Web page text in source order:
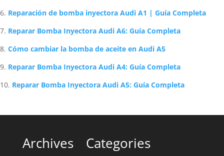
Reparación de bomba inyectora Audi A1 | Guía Completa
Reparar Bomba Inyectora Audi A6: Guía Completa
Cómo cambiar la bomba de aceite en Audi A5
Reparar Bomba Inyectora Audi A4: Guía Completa
Reparar Bomba Inyectora Audi A5: Guía Completa
Archives Categories